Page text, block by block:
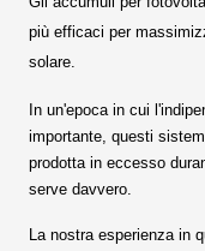
più efficaci per
solare.
In un'epoca in cui
importante, questi
prodotta in eccesso
serve davvero.
La nostra esperienza in